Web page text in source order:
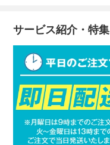
サービス紹介・特集